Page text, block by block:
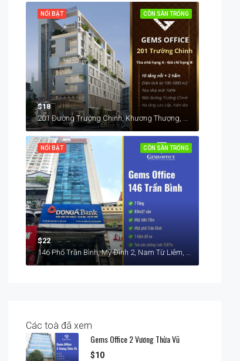
CÒN SÀN TRỐNG
NỔI BẬT
$18
201 Đường Trường Chinh, Khương Thượng, Đống Đa, Hà Nội, Việt Nam
CÒN SÀN TRỐNG
NỔI BẬT
$22
146 Phố Trần Bình, Mỹ Đình 2, Nam Từ Liêm, Hà Nội
Các toà đã xem
Gems Office 2 Vương Thừa Vũ
$10